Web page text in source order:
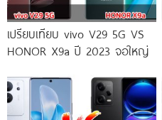
เปรียบเทียบ vivo V29 5G VS
HONOR X9a ปี 2023 จอใหญ่